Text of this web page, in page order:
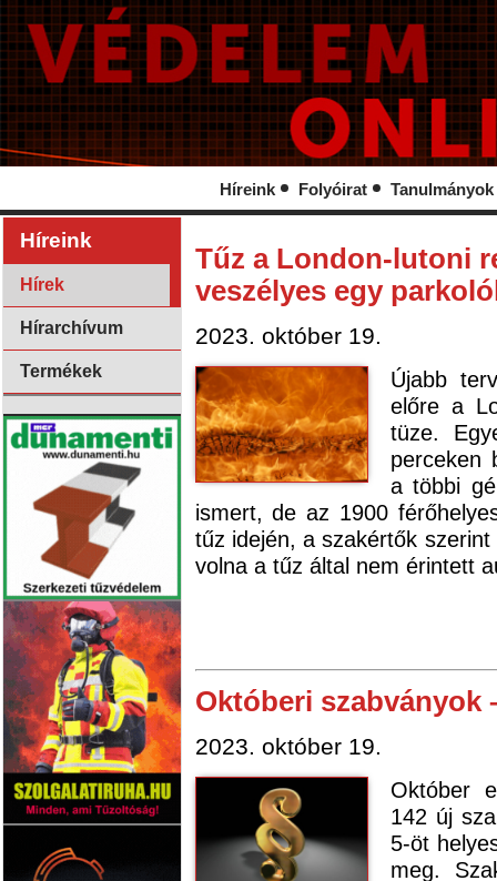
Híreink Folyóirat Tanulmányok
Híreink
Hírek
Hírarchívum
Termékek
Tűz a London-lutoni
veszélyes egy
2023. október 19.
Újabb
előre a
tüze.
perceken
a többi
ismert, de az 1900
tűz idején, a szakértők
volna a tűz által nem érintett
Októberi szabványok
2023. október 19.
Október
142 új
5-öt
meg.